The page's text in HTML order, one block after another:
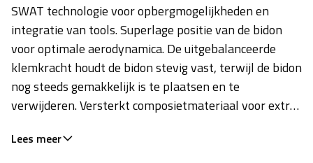
SWAT technologie voor opbergmogelijkheden en
integratie van tools. Superlage positie van de bidon
voor optimale aerodynamica. De uitgebalanceerde
klemkracht houdt de bidon stevig vast, terwijl de bidon
nog steeds gemakkelijk is te plaatsen en te
verwijderen. Versterkt composietmateriaal voor extra
Geschikt voor de EMT Cage Mount MTB of Road Tool..
Lees meer